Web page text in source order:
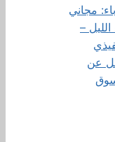
مجاني
–
عن